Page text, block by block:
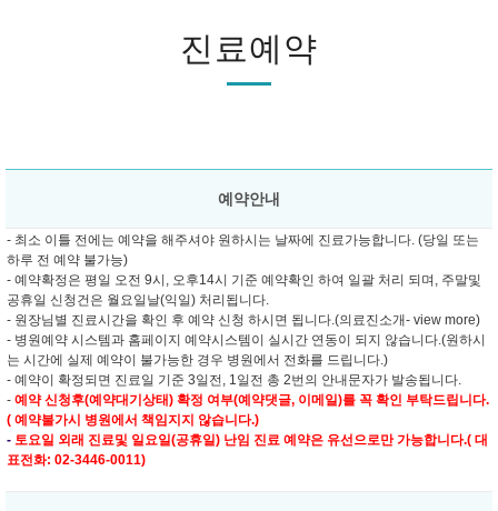
진료예약
예약안내
- 최소 이틀 전에는 예약을 해주셔야 원하시는 날짜에 진료가능합니다. (당일 또는
하루 전 예약 불가능)
- 예약확정은 평일 오전 9시, 오후14시 기준 예약확인 하여 일괄 처리 되며, 주말및
공휴일 신청건은 월요일날(익일) 처리됩니다.
- 원장님별 진료시간을 확인 후 예약 신청 하시면 됩니다.(의료진소개- view more)
- 병원예약 시스템과 홈페이지 예약시스템이 실시간 연동이 되지 않습니다.(원하시
는 시간에 실제 예약이 불가능한 경우 병원에서 전화를 드립니다.)
- 예약이 확정되면 진료일 기준 3일전, 1일전 총 2번의 안내문자가 발송됩니다.
- 예약 신청후(예약대기상태) 확정 여부(예약댓글, 이메일)를 꼭 확인 부탁드립니다.
( 예약불가시 병원에서 책임지지 않습니다.)
- 토요일 외래 진료및 일요일(공휴일) 난임 진료 예약은 유선으로만 가능합니다.( 대
표전화: 02-3446-0011)